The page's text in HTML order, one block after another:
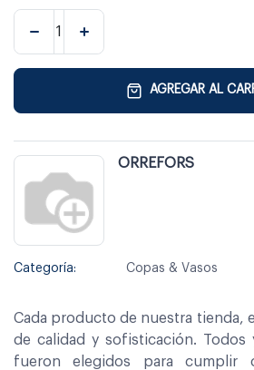
AGREGAR AL
ORREFORS
Categoría: Copas & Vasos
Cada producto de nuestra tienda,
de calidad y sofisticación. Todos
fueron elegidos para cumplir